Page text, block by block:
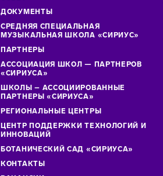
ДОКУМЕНТЫ
СРЕДНЯЯ СПЕЦИАЛЬНАЯ
МУЗЫКАЛЬНАЯ ШКОЛА «СИРИУС»
ПАРТНЕРЫ
АССОЦИАЦИЯ ШКОЛ — ПАРТНЕРОВ
«СИРИУСА»
ШКОЛЫ – АССОЦИИРОВАННЫЕ
ПАРТНЕРЫ «СИРИУСА»
РЕГИОНАЛЬНЫЕ ЦЕНТРЫ
ЦЕНТР ПОДДЕРЖКИ ТЕХНОЛОГИЙ И
ИННОВАЦИЙ
БОТАНИЧЕСКИЙ САД «СИРИУСА»
КОНТАКТЫ